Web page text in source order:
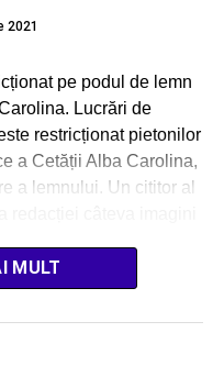
2021
pe podul de lemn
Lucrări de
restricționat pietonilor
a Cetății Alba Carolina,
a lemnului. Un cititor al
MULT